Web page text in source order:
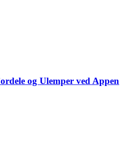
og Ulemper ved Appen